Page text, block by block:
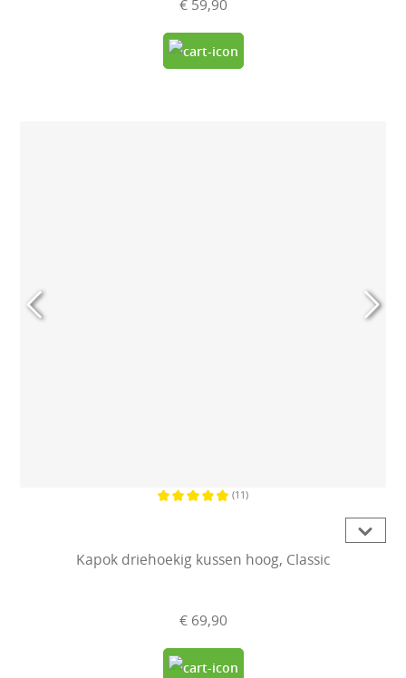
€ 59,90
Gemiddelde waardering van 4.8
(11)
Kapok driehoekig kussen hoog, Classic
€ 69,90